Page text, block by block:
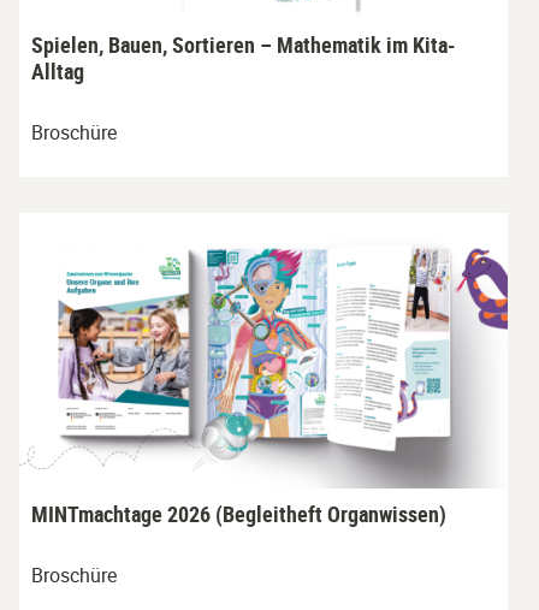
Spielen, Bauen, Sortieren – Mathematik im Kita-
Alltag
Broschüre
MINTmachtage 2026 (Begleitheft Organwissen)
Broschüre